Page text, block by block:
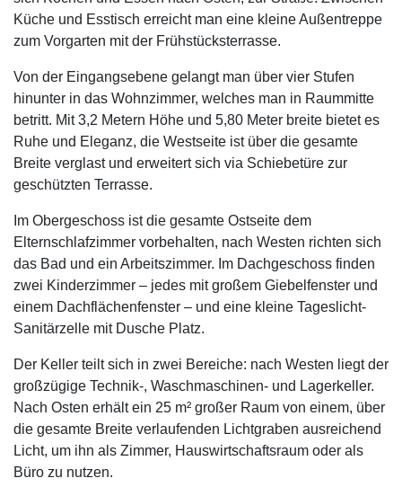
Küche und Esstisch erreicht man eine kleine Außentreppe
zum Vorgarten mit der Frühstücksterrasse.
Von der Eingangsebene gelangt man über vier Stufen
hinunter in das Wohnzimmer, welches man in Raummitte
betritt. Mit 3,2 Metern Höhe und 5,80 Meter breite bietet es
Ruhe und Eleganz, die Westseite ist über die gesamte
Breite verglast und erweitert sich via Schiebetüre zur
geschützten Terrasse.
Im Obergeschoss ist die gesamte Ostseite dem
Elternschlafzimmer vorbehalten, nach Westen richten sich
das Bad und ein Arbeitszimmer. Im Dachgeschoss finden
zwei Kinderzimmer – jedes mit großem Giebelfenster und
einem Dachflächenfenster – und eine kleine Tageslicht-
Sanitärzelle mit Dusche Platz.
Der Keller teilt sich in zwei Bereiche: nach Westen liegt der
großzügige Technik-, Waschmaschinen- und Lagerkeller.
Nach Osten erhält ein 25 m² großer Raum von einem, über
die gesamte Breite verlaufenden Lichtgraben ausreichend
Licht, um ihn als Zimmer, Hauswirtschaftsraum oder als
Büro zu nutzen.